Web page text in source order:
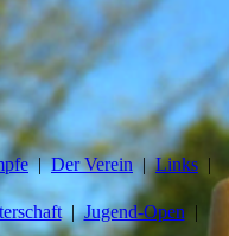
Der Verein Links
Jugend-Open